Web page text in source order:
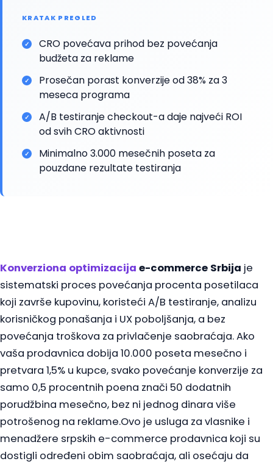
KRATAK PREGLED
✓
CRO povećava prihod bez povećanja
budžeta za reklame
✓
Prosečan porast konverzije od 38% za 3
meseca programa
✓
A/B testiranje checkout-a daje najveći ROI
od svih CRO aktivnosti
✓
Minimalno 3.000 mesečnih poseta za
pouzdane rezultate testiranja
Konverziona optimizacija e-commerce Srbija je
sistematski proces povećanja procenta posetilaca
koji završe kupovinu, koristeći A/B testiranje, analizu
korisničkog ponašanja i UX poboljšanja, a bez
povećanja troškova za privlačenje saobraćaja. Ako
vaša prodavnica dobija 10.000 poseta mesečno i
pretvara 1,5% u kupce, svako povećanje konverzije za
samo 0,5 procentnih poena znači 50 dodatnih
porudžbina mesečno, bez ni jednog dinara više
potrošenog na reklame.Ovo je usluga za vlasnike i
menadžere srpskih e-commerce prodavnica koji su
dostigli određeni obim saobraćaja, ali osećaju da